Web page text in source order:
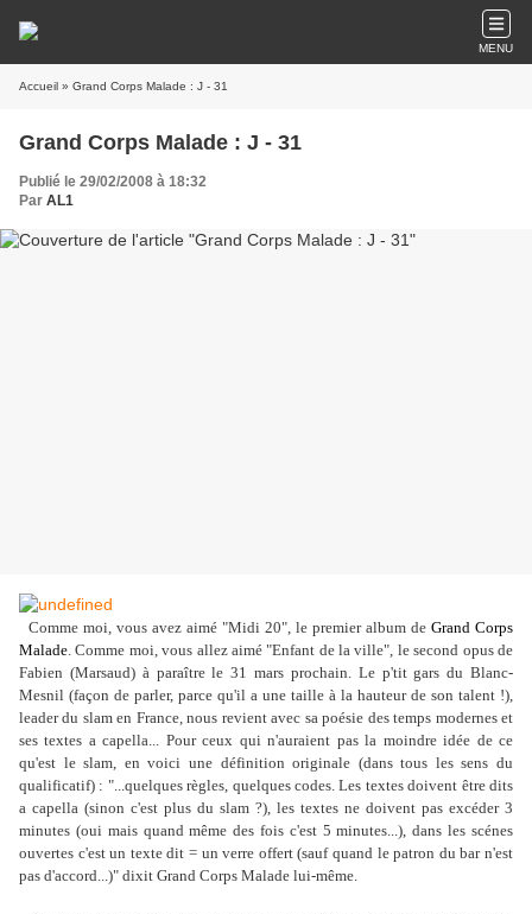
MENU
Accueil » Grand Corps Malade : J - 31
Grand Corps Malade : J - 31
Publié le 29/02/2008 à 18:32
Par AL1
Comme moi, vous avez aimé "Midi 20", le premier album de Grand Corps
Malade. Comme moi, vous allez aimé "Enfant de la ville", le second opus de
Fabien (Marsaud) à paraître le 31 mars prochain. Le p'tit gars du Blanc-
Mesnil (façon de parler, parce qu'il a une taille à la hauteur de son talent !),
leader du slam en France, nous revient avec sa poésie des temps modernes et
ses textes a capella... Pour ceux qui n'auraient pas la moindre idée de ce
qu'est le slam, en voici une définition originale (dans tous les sens du
qualificatif) : "...quelques règles, quelques codes. Les textes doivent être dits
a capella (sinon c'est plus du slam ?), les textes ne doivent pas excéder 3
minutes (oui mais quand même des fois c'est 5 minutes...), dans les scénes
ouvertes c'est un texte dit = un verre offert (sauf quand le patron du bar n'est
pas d'accord...)" dixit Grand Corps Malade lui-même.